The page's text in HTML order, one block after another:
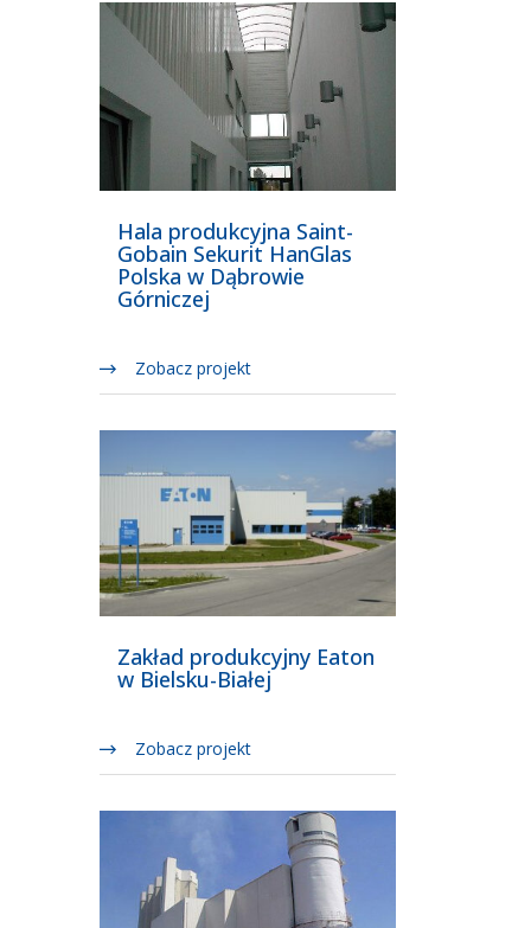
Hala produkcyjna Saint-
Gobain Sekurit HanGlas
Polska w Dąbrowie
Górniczej
Zobacz projekt
Zakład produkcyjny Eaton
w Bielsku-Białej
Zobacz projekt